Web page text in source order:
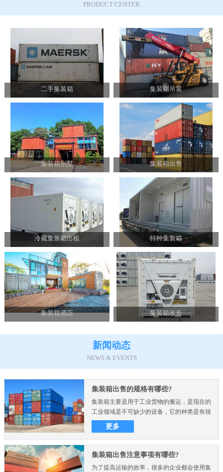
PRODUCT CENTER
二手集装箱 集装箱吊装
集装箱别墅 集装箱出售
冷藏集装箱出租 特种集装箱
集装箱酒店 集装箱改造
新闻动态
NEWS & EVENTS
集装箱出售的规格有哪些?
集装箱主要是用于工业货物的搬运，是现在的
工业领域是不可缺少的设备，它的种类是有很
多的，而且不同的尺..
更多
集装箱出售注意事项有哪些?
为了提高运输的效率，很多的企业都会使用集